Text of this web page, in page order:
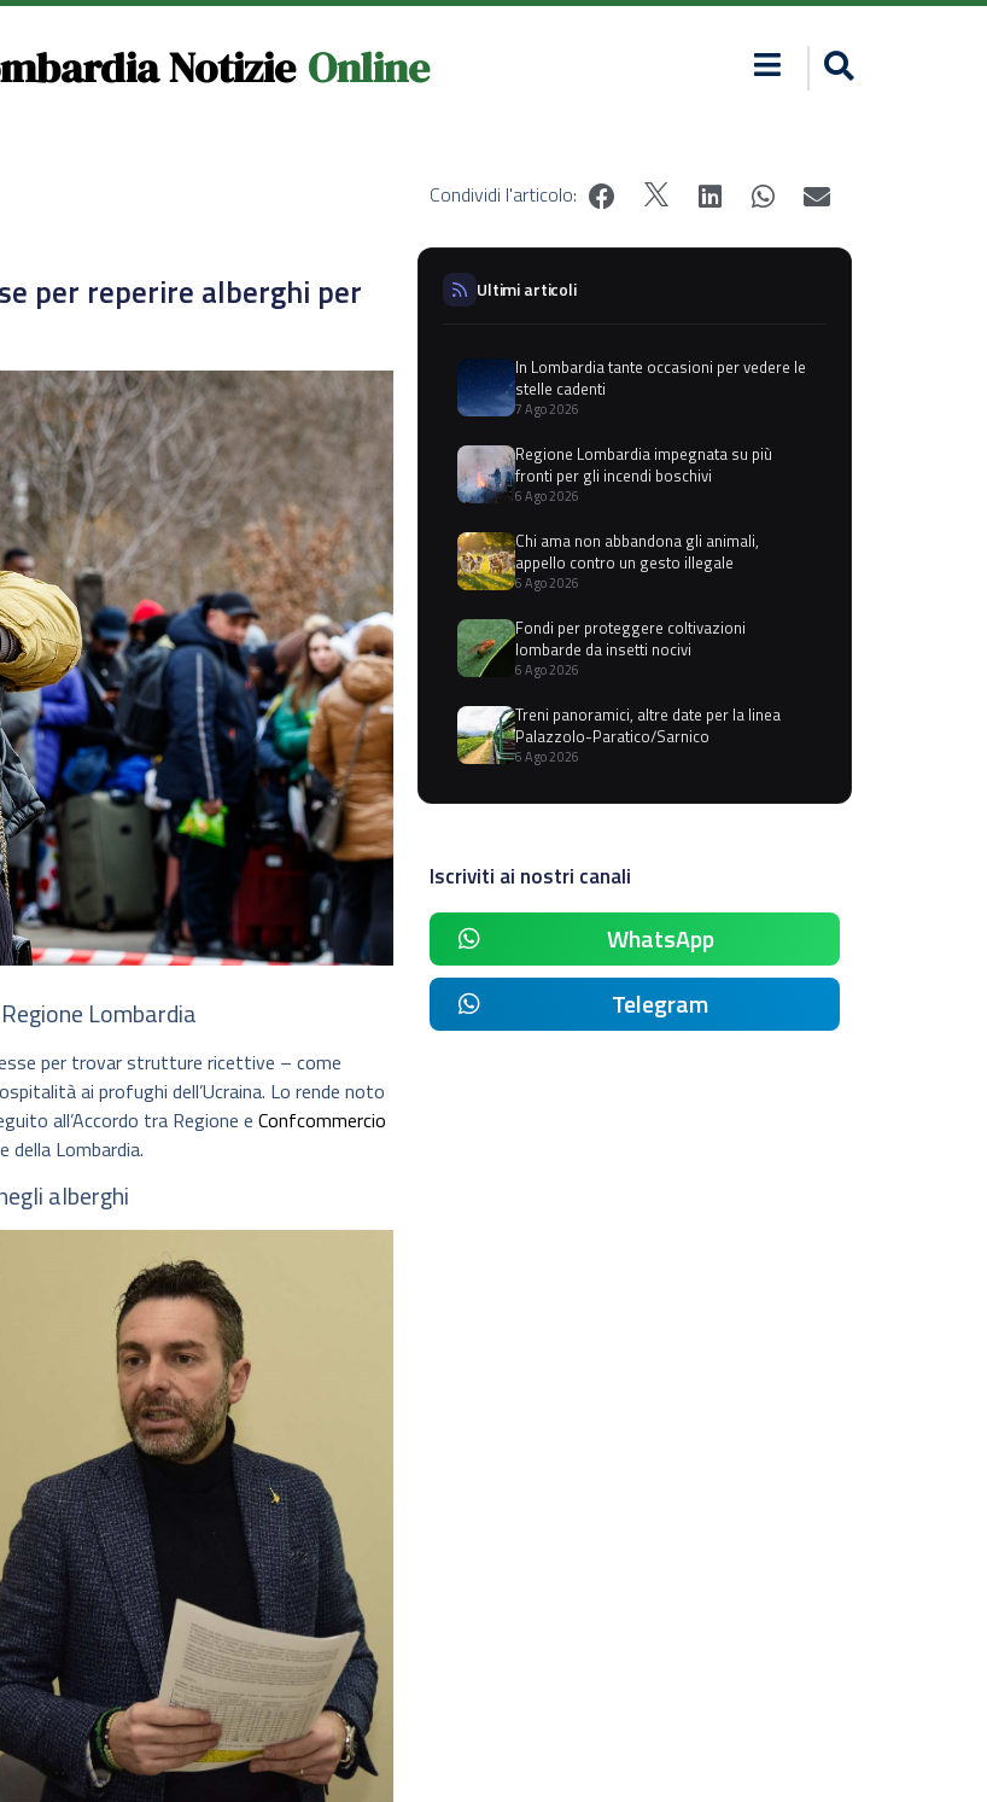
Notizie Online
per reperire alberghi per
Lombardia
per trovar strutture ricettive – come
ai profughi dell’Ucraina. Lo rende noto
all’Accordo tra Regione e Confcommercio
della Lombardia.
alberghi
Condividi l'articolo:
Ultimi articoli
In Lombardia tante occasioni per vedere le
stelle cadenti
7 Ago 2026
Regione Lombardia impegnata su più
fronti per gli incendi boschivi
6 Ago 2026
Chi ama non abbandona gli animali,
appello contro un gesto illegale
6 Ago 2026
Fondi per proteggere coltivazioni
lombarde da insetti nocivi
6 Ago 2026
Treni panoramici, altre date per la linea
Palazzolo-Paratico/Sarnico
6 Ago 2026
Iscriviti ai nostri canali
WhatsApp
Telegram